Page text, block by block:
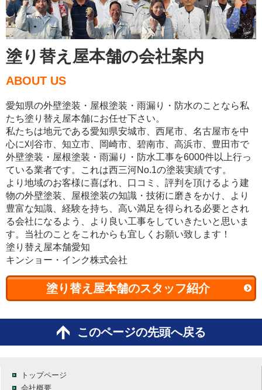
塗り替え屋本舗の会社案内
ABOUT US
愛知県の外壁塗装・屋根塗装・雨漏り・防水のことなら私
たち塗り替え屋本舗にお任せ下さい。
私たちは地元である愛知県安城市、西尾市、名古屋市を中
心に刈谷市、知立市、岡崎市、碧南市、高浜市、豊田市で
外壁塗装・屋根塗装・雨漏り・防水工事を6000件以上行っ
ている業者です。これは西三河No.1の塗装実績です。
より地域のお客様に喜ばれ、口コミ、評判を頂けるよう建
物の外壁塗装、屋根塗装の知識・技術に磨きをかけ、より
豊富な知識、経験を持ち、高い満足を得られる必要とされ
る会社になるよう、より良い工事をしていきたいと思いま
す。当社のことをこれからも宜しくお願い致します！
塗り替え屋本舗愛知
キンショー・インク株式会社
塗り替え屋本舗のスタッフ紹介
このページの先頭へ戻る
トップページ
会社概要